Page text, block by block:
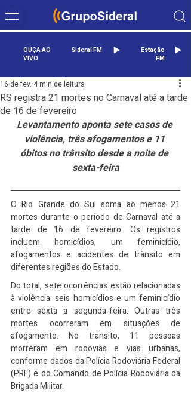
OUÇA AO
VIVO
Sideral FM
Estação
FM
RS registra 21 mortes no Carnaval até a tarde
de 16 de fevereiro
16 de fev. 4 min de leitura
Levantamento aponta sete casos de
violência, três afogamentos e 11
óbitos no trânsito desde a noite de
sexta-feira
O Rio Grande do Sul soma ao menos 21
mortes durante o período de Carnaval até a
tarde de 16 de fevereiro. Os registros
incluem homicídios, um feminicídio,
afogamentos e acidentes de trânsito em
diferentes regiões do Estado.
Do total, sete ocorrências estão relacionadas
à violência: seis homicídios e um feminicídio
entre sexta a segunda-feira. Outras três
mortes ocorreram em situações de
afogamento. No trânsito, 11 pessoas
morreram em rodovias e vias urbanas,
conforme dados da Polícia Rodoviária Federal
(PRF) e do Comando de Polícia Rodoviária da
Brigada Militar.